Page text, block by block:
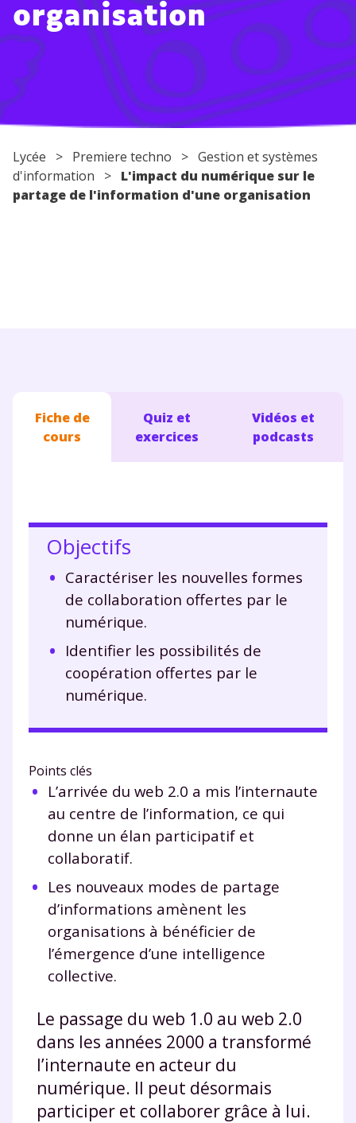
Conseils pour les parents
organisation
Lycée > Premiere techno > Gestion et systèmes
d'information > L'impact du numérique sur le
partage de l'information d'une organisation
Fiche de
cours
Quiz et
exercices
Vidéos et
podcasts
Objectifs
Caractériser les nouvelles formes
de collaboration offertes par le
numérique.
Identifier les possibilités de
coopération offertes par le
numérique.
Points clés
L’arrivée du web 2.0 a mis l’internaute
au centre de l’information, ce qui
donne un élan participatif et
collaboratif.
Les nouveaux modes de partage
d’informations amènent les
organisations à bénéficier de
l’émergence d’une intelligence
collective.
Le passage du web 1.0 au web 2.0
dans les années 2000 a transformé
l’internaute en acteur du
numérique. Il peut désormais
participer et collaborer grâce à lui.